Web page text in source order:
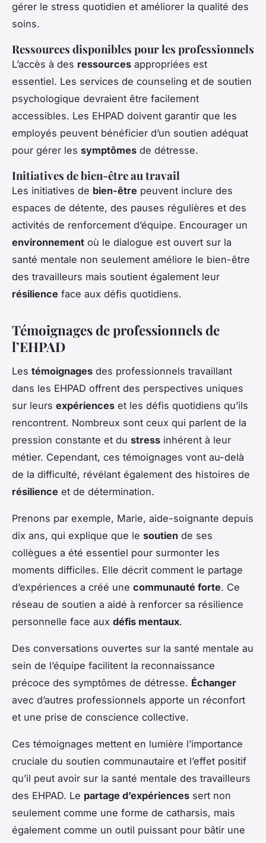
gérer le stress quotidien et améliorer la qualité des
soins.
Ressources disponibles pour les professionnels
L’accès à des ressources appropriées est
essentiel. Les services de counseling et de soutien
psychologique devraient être facilement
accessibles. Les EHPAD doivent garantir que les
employés peuvent bénéficier d’un soutien adéquat
pour gérer les symptômes de détresse.
Initiatives de bien-être au travail
Les initiatives de bien-être peuvent inclure des
espaces de détente, des pauses régulières et des
activités de renforcement d’équipe. Encourager un
environnement où le dialogue est ouvert sur la
santé mentale non seulement améliore le bien-être
des travailleurs mais soutient également leur
résilience face aux défis quotidiens.
Témoignages de professionnels de
l’EHPAD
Les témoignages des professionnels travaillant
dans les EHPAD offrent des perspectives uniques
sur leurs expériences et les défis quotidiens qu’ils
rencontrent. Nombreux sont ceux qui parlent de la
pression constante et du stress inhérent à leur
métier. Cependant, ces témoignages vont au-delà
de la difficulté, révélant également des histoires de
résilience et de détermination.
Prenons par exemple, Marie, aide-soignante depuis
dix ans, qui explique que le soutien de ses
collègues a été essentiel pour surmonter les
moments difficiles. Elle décrit comment le partage
d’expériences a créé une communauté forte. Ce
réseau de soutien a aidé à renforcer sa résilience
personnelle face aux défis mentaux.
Des conversations ouvertes sur la santé mentale au
sein de l’équipe facilitent la reconnaissance
précoce des symptômes de détresse. Échanger
avec d’autres professionnels apporte un réconfort
et une prise de conscience collective.
Ces témoignages mettent en lumière l’importance
cruciale du soutien communautaire et l’effet positif
qu’il peut avoir sur la santé mentale des travailleurs
des EHPAD. Le partage d’expériences sert non
seulement comme une forme de catharsis, mais
également comme un outil puissant pour bâtir une